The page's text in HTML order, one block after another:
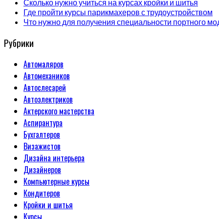
Сколько нужно учиться на курсах кройки и шитья
Где пройти курсы парикмахеров с трудоустройством
Что нужно для получения специальности портного
Рубрики
Автомаляров
Автомехаников
Автослесарей
Автоэлектриков
Актерского мастерства
Аспирантура
Бухгалтеров
Визажистов
Дизайна интерьера
Дизайнеров
Компьютерные курсы
Кондитеров
Кройки и шитья